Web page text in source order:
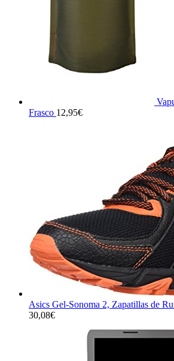
Frasco 12,95€
Asics Gel-Sonoma 2, Zapatillas de
30,08€